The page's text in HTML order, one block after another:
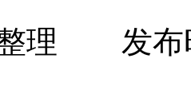
整理 发